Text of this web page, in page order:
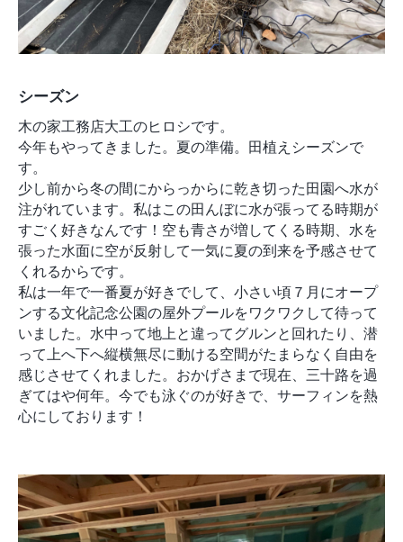
お知らせ
お問い合わせ・資料請求
シーズン
木の家工務店大工のヒロシです。
今年もやってきました。夏の準備。田植えシーズンで
す。
少し前から冬の間にからっからに乾き切った田園へ水が
注がれています。私はこの田んぼに水が張ってる時期が
すごく好きなんです！空も青さが増してくる時期、水を
張った水面に空が反射して一気に夏の到来を予感させて
くれるからです。
私は一年で一番夏が好きでして、小さい頃７月にオープ
ンする文化記念公園の屋外プールをワクワクして待って
いました。水中って地上と違ってグルンと回れたり、潜
って上へ下へ縦横無尽に動ける空間がたまらなく自由を
感じさせてくれました。おかげさまで現在、三十路を過
ぎてはや何年。今でも泳ぐのが好きで、サーフィンを熱
心にしております！